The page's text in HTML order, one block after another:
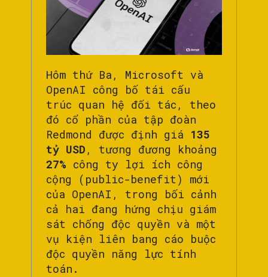
Hôm thứ Ba, Microsoft và
OpenAI công bố tái cấu
trúc quan hệ đối tác, theo
đó cổ phần của tập đoàn
Redmond được định giá 135
tỷ USD , tương đương khoảng
27% công ty lợi ích công
cộng (public-benefit) mới
của OpenAI, trong bối cảnh
cả hai đang hứng chịu giám
sát chống độc quyền và một
vụ kiện liên bang cáo buộc
độc quyền năng lực tính
toán.